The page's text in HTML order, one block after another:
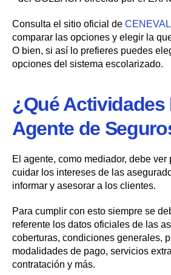
Consulta el sitio oficial de CENEVAL
comparar las opciones y elegir la
O bien, si así lo prefieres puedes
opciones del sistema escolarizado.
¿Qué Actividades
Agente de
El agente, como mediador, debe ver
cuidar los intereses de las
informar y asesorar a los clientes.
Para cumplir con esto siempre se
referente los datos oficiales de las
coberturas, condiciones generales,
modalidades de pago, servicios
contratación y más.